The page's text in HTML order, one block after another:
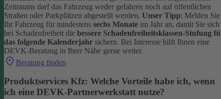
Zeitraums darf das Fahrzeug weder gefahren noch auf öffentlichen
Straßen oder Parkplätzen abgestellt werden. Unser Tipp: Melden Sie
Ihr Fahrzeug für mindestens sechs Monate im Jahr an, damit Sie sich
bei Schadenfreiheit die bessere Schadenfreiheitsklassen-Stufung
das folgende Kalenderjahr sichern. Bei Interesse hilft Ihnen eine
DEVK-Beratung in Ihrer Nähe gerne weiter.
Beratung finden
Produktservices Kfz: Welche Vorteile habe ich, wenn
ich eine DEVK-Partnerwerkstatt nutze?